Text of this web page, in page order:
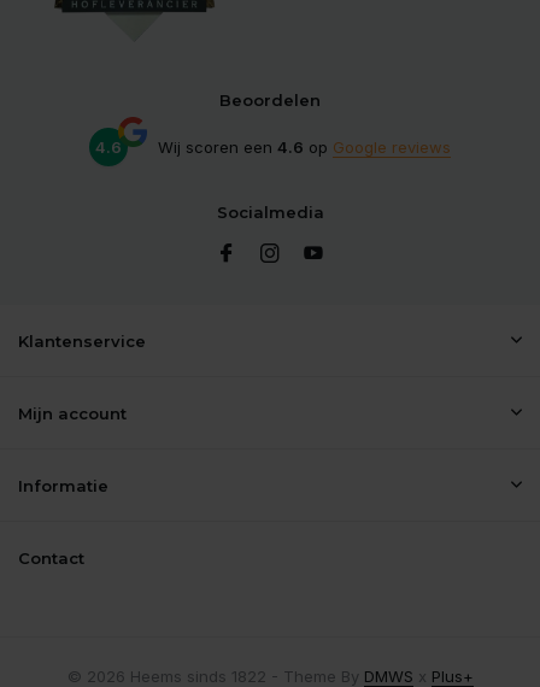
Beoordelen
4.6 Wij scoren een 4.6 op Google reviews
Socialmedia
Klantenservice
Mijn account
Informatie
Contact
© 2026 Heems sinds 1822 - Theme By DMWS x Plus+